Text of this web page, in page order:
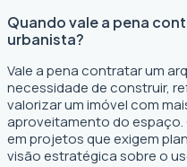
Quando vale a pena
urbanista?
Vale a pena contratar um
necessidade de construir,
valorizar um imóvel com
aproveitamento do
em projetos que exigem
visão estratégica sobre o